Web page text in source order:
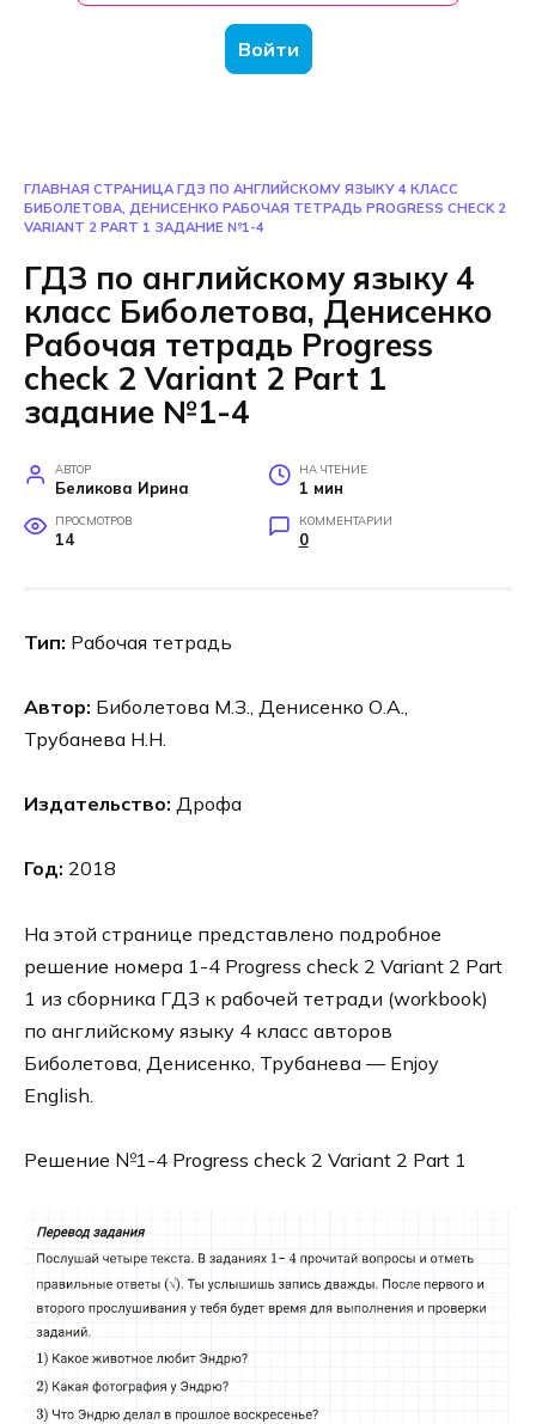
Войти
ГЛАВНАЯ СТРАНИЦА ГДЗ ПО АНГЛИЙСКОМУ ЯЗЫКУ 4 КЛАСС
БИБОЛЕТОВА, ДЕНИСЕНКО РАБОЧАЯ ТЕТРАДЬ PROGRESS CHECK 2
VARIANT 2 PART 1 ЗАДАНИЕ №1-4
ГДЗ по английскому языку 4
класс Биболетова, Денисенко
Рабочая тетрадь Progress
check 2 Variant 2 Part 1
задание №1-4
АВТОР
Беликова Ирина
НА ЧТЕНИЕ
1 мин
ПРОСМОТРОВ
14
КОММЕНТАРИИ
0
Тип: Рабочая тетрадь
Автор: Биболетова М.З., Денисенко О.А.,
Трубанева Н.Н.
Издательство: Дрофа
Год: 2018
На этой странице представлено подробное
решение номера 1-4 Progress check 2 Variant 2 Part
1 из сборника ГДЗ к рабочей тетради (workbook)
по английскому языку 4 класс авторов
Биболетова, Денисенко, Трубанева — Enjoy
English.
Решение №1-4 Progress check 2 Variant 2 Part 1